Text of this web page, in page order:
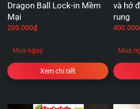
Dragon Ball Lock-in Mềm
Mại
200.000₫
Mua ngay
Xem chi tiết
và hở
rung
400.000
Mua